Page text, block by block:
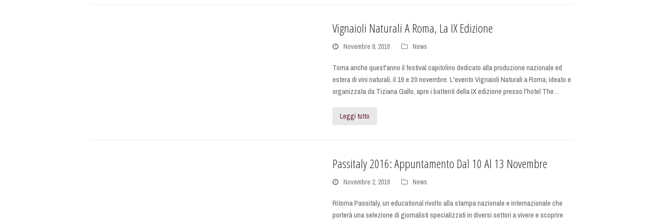
Vignaioli Naturali A Roma, La IX Edizione
Novembre 8, 2016 News
Torna anche quest'anno il festival capitolino dedicato alla produzione nazionale ed
estera di vini naturali, il 19 e 20 novembre. L'evento Vignaioli Naturali a Roma, ideato e
organizzata da Tiziana Gallo, apre i battenti della IX edizione presso l'hotel The…
Leggi tutto
Passitaly 2016: Appuntamento Dal 10 Al 13 Novembre
Novembre 2, 2016 News
Ritorna Passitaly, un educational rivolto alla stampa nazionale e internazionale che
porterà una selezione di giornalisti specializzati in diversi settori a vivere e scoprire